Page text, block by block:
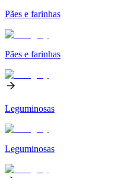
Pães e farinhas
Pães e farinhas
Leguminosas
Leguminosas